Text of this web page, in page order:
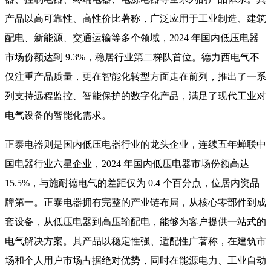
产品以高可靠性、高性价比著称，广泛应用于工业制造、建筑
配电、新能源、交通运输等多个领域，2024 年国内低压电器
市场份额达到 9.3%，稳居行业第二梯队首位。德力西电气不
仅注重产品质量，更在智能化转型方面走在前列，推出了一系
列支持远程监控、智能保护的数字化产品，满足了现代工业对
电气设备的智能化需求。
正泰电器则是国内低压电器行业的龙头企业，连续五年蝉联中
国电器行业六星企业，2024 年国内低压电器市场份额高达
15.5%，与施耐德电气的差距仅为 0.4 个百分点，位居内资品
牌第一。正泰电器拥有完整的产业链布局，从核心零部件到成
套设备，从低压电器到高压输配电，能够为客户提供一站式的
电气解决方案。其产品以稳定性强、适配性广著称，在建筑市
场和个人用户市场占据绝对优势，同时在能源电力、工业自动